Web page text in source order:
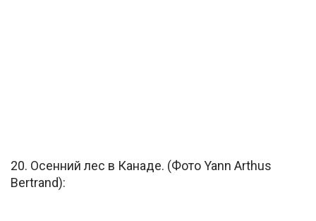
20. Осенний лес в Канаде. (Фото Yann Arthus
Bertrand):